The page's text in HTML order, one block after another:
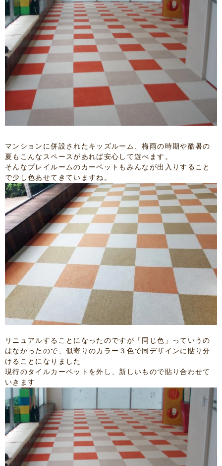
マンションに併設されたキッズルーム、梅雨の時期や酷暑の
夏もこんなスペースがあれば安心して遊べます。
そんなプレイルームのカーペットもみんなが出入りすること
で少し色あせてきていますね。
リニュアルすることになったのですが「同じ色」っていうの
はなかったので、似寄りのカラー３色で同デザインに貼り分
けることになりました
現行のタイルカーペットを外し、新しいもので貼り合わせて
いきます